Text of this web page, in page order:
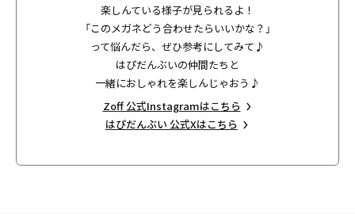
楽しんている様子が見られるよ！
「このメガネどう合わせたらいいかな？」
って悩んだら、ぜひ参考にしてみて♪
はぴだんぶいの仲間たちと
一緒におしゃれを楽しんじゃおう♪
Zoff 公式Instagramはこちら
はぴだんぶい 公式Xはこちら